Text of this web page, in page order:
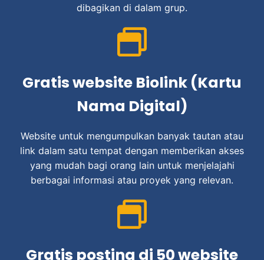
dibagikan di dalam grup.
Gratis website Biolink (Kartu
Nama Digital)
Website untuk mengumpulkan banyak tautan atau
link dalam satu tempat dengan memberikan akses
yang mudah bagi orang lain untuk menjelajahi
berbagai informasi atau proyek yang relevan.
Gratis posting di 50 website